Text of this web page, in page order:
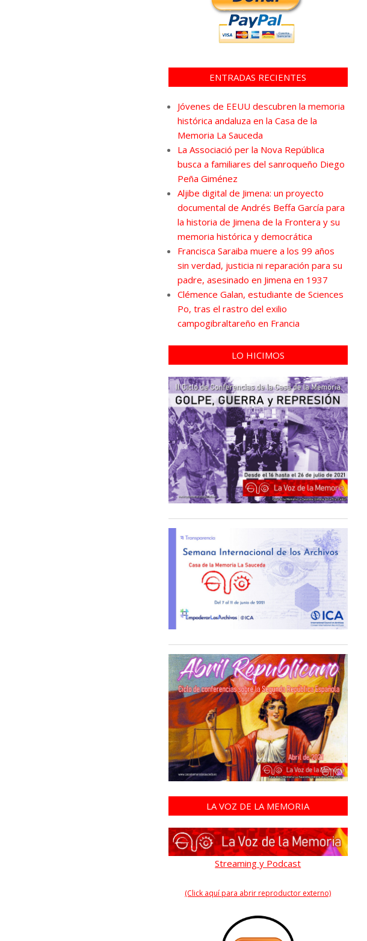
ENTRADAS RECIENTES
Jóvenes de EEUU descubren la memoria
histórica andaluza en la Casa de la
Memoria La Sauceda
La Associació per la Nova República
busca a familiares del sanroqueño Diego
Peña Giménez
Aljibe digital de Jimena: un proyecto
documental de Andrés Beffa García para
la historia de Jimena de la Frontera y su
memoria histórica y democrática
Francisca Saraiba muere a los 99 años
sin verdad, justicia ni reparación para su
padre, asesinado en Jimena en 1937
Clémence Galan, estudiante de Sciences
Po, tras el rastro del exilio
campogibraltareño en Francia
LO HICIMOS
LA VOZ DE LA MEMORIA
Streaming y Podcast
(Click aquí para abrir reproductor externo)